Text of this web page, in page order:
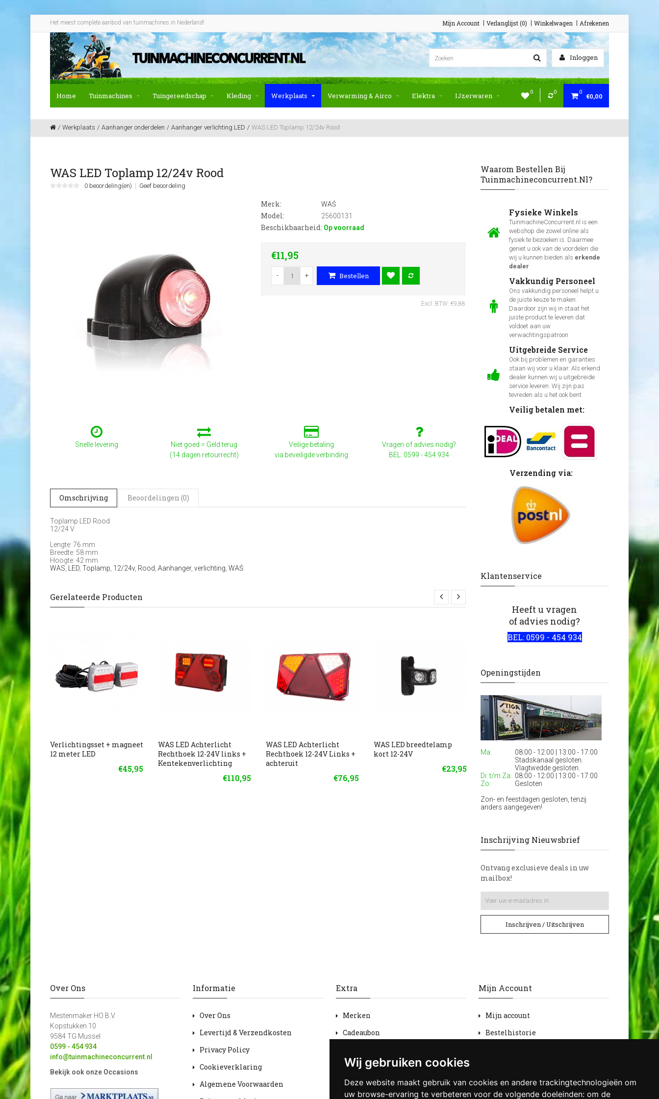
Wij gebruiken cookies
Deze website maakt gebruik van cookies en andere trackingtechnologieën om
uw browse-ervaring te verbeteren voor de volgende doeleinden: om de
Het meest complete aanbod van tuinmachines in Nederland! Mijn Account Verlanglijst (0) Winkelwagen Afrekenen
Inloggen
0 0 0
€0,00
Home Tuinmachines Tuingereedschap Kleding Werkplaats Verwarming & Airco Elektra IJzerwaren
Werkplaats Aanhanger onderdelen Aanhanger verlichting LED WAS LED Toplamp 12/24v Rood
WAS LED Toplamp 12/24v Rood
0 beoordeling(en) Geef beoordeling
Merk: WAŚ
Model: 25600131
Beschikbaarheid: Op voorraad
€11,95
- + Bestellen
Excl. BTW: €9,88
Snelle levering
Niet goed = Geld terug
(14 dagen retourrecht)
Veilige betaling
via beveiligde verbinding
Vragen of advies nodig?
BEL: 0599 - 454 934
Omschrijving Beoordelingen (0)
Toplamp LED Rood
12/24 V
Lengte: 76 mm
Breedte: 58 mm
Hoogte: 42 mm
WAS
LED Toplamp 12/24v, Rood Aanhanger, verlichting WAŚ
Gerelateerde Producten
Verlichtingsset + magneet
12 meter LED
€45,95
WAS LED Achterlicht
Rechthoek 12-24V links +
Kentekenverlichting
€110,95
WAS LED Achterlicht
Rechthoek 12-24V Links +
achteruit
€76,95
WAS LED breedtelamp
kort 12-24V
€23,95
functies 12/24v 2 mtr
€92,95
KSG LED Zij/
Oranje 12/24Watt 3
Waarom Bestellen Bij
Tuinmachineconcurrent.nl?
Fysieke Winkels
TuinmachineConcurrent.nl is een
webshop die zowel online als
fysiek te bezoeken is. Daarmee
geniet u ook van de voordelen die
wij u kunnen bieden als erkende
dealer
Vakkundig Personeel
Ons vakkundig personeel helpt u
de juiste keuze te maken.
Daardoor zijn wij in staat het
juiste product te leveren dat
voldoet aan uw
verwachtingspatroon
Uitgebreide Service
Ook bij problemen en garanties
staan wij voor u klaar. Als erkend
dealer kunnen wij u uitgebreide
service leveren. Wij zijn pas
tevreden als u het ook bent
Veilig betalen met:
Verzending via:
Klantenservice
Heeft u vragen
of advies nodig?
BEL: 0599 - 454 934
Openingstijden
Ma:
08:00 - 12:00 | 13:00 - 17:00
Stadskanaal gesloten.
Vlagtwedde gesloten.
Di: t/m Za: 08:00 - 12:00 | 13:00 - 17:00
Zo:
Gesloten
Zon- en feestdagen gesloten, tenzij
anders aangegeven!
Inschrijving Nieuwsbrief
Ontvang exclusieve deals in uw
mailbox!
Inschrijven / Uitschrijven
Over Ons
Mestenmaker HO B.V.
Kopstukken 10
9584 TG Mussel
0599 - 454 934
info@tuinmachineconcurrent.nl
Bekijk ook onze Occasions
Informatie
Over Ons
Levertijd & Verzendkosten
Privacy Policy
Cookieverklaring
Algemene Voorwaarden
Extra
Merken
Cadeaubon
Sitemap
Mijn Account
Mijn account
Bestelhistorie
Nieuwsbrief